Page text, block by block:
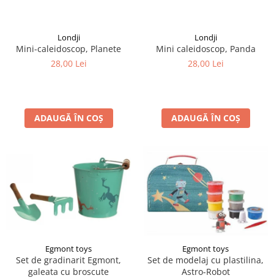
LEGO Architecture
LEGO Ideas
Londji
Mini-caleidoscop, Planete
28,00 Lei
ADAUGĂ ÎN COȘ
Londji
Mini caleidoscop, Panda
28,00 Lei
ADAUGĂ ÎN COȘ
Egmont toys
Set de gradinarit Egmont,
galeata cu broscute
Egmont toys
Set de modelaj cu plastilina,
Astro-Robot